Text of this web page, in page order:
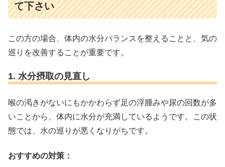
て下さい
この方の場合、体内の水分バランスを整えることと、気の
巡りを改善することが重要です。
1. 水分摂取の見直し
喉の渇きがないにもかかわらず足の浮腫みや尿の回数が多
いことから、体内に水分が充満しているようです。この状
態では、水の巡りが悪くなりがちです。
おすすめの対策：